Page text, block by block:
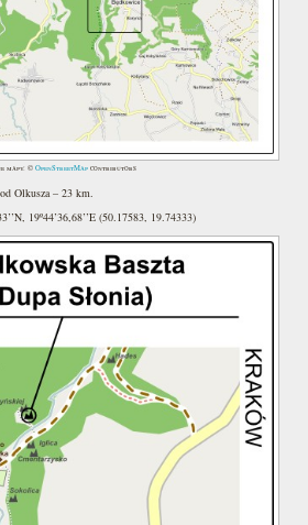
mapy: © OpenStreetMap contributors
Olkusza – 23 km.
19º44’36,68’’E (50.17583, 19.74333)